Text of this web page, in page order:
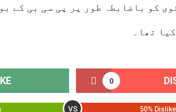
کو باضابطہ طور پر پی سی بی کے
تھا۔
0
VS 50%